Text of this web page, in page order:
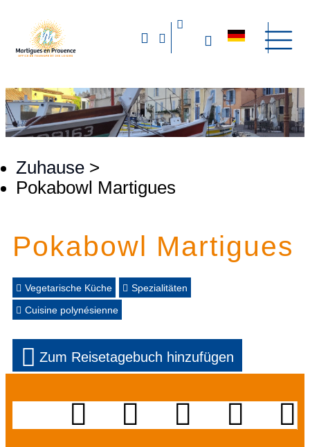
Zuhause >
Pokabowl Martigues
Pokabowl Martigues
Vegetarische Küche
Spezialitäten
Cuisine polynésienne
Zum Reisetagebuch hinzufügen